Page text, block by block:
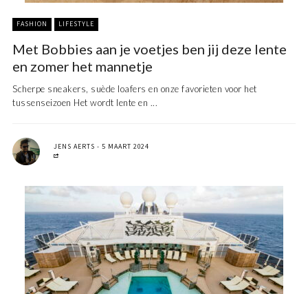
FASHION LIFESTYLE
Met Bobbies aan je voetjes ben jij deze lente
en zomer het mannetje
Scherpe sneakers, suède loafers en onze favorieten voor het
tussenseizoen Het wordt lente en ...
JENS AERTS 5 MAART 2024